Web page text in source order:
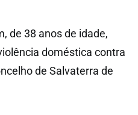
de 38 anos de idade,
doméstica contra
de Salvaterra de